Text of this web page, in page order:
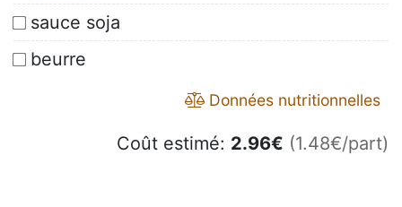
sauce soja
beurre
Données nutritionnelles
Coût estimé: 2.96€ (1.48€/part)